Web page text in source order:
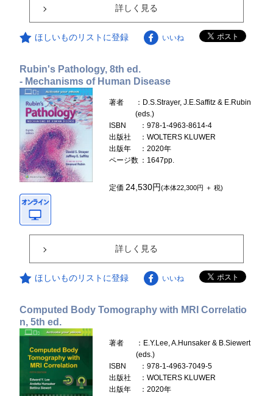
詳しく見る
ほしいものリストに登録 いいね
Rubin's Pathology, 8th ed.
- Mechanisms of Human Disease
著者
：D.S.Strayer, J.E.Saffitz & E.Rubin
(eds.)
ISBN
：978-1-4963-8614-4
出版社
：WOLTERS KLUWER
出版年
：2020年
ページ数 ：1647pp.
定価24,530円(本体22,300円 ＋ 税)
詳しく見る
ほしいものリストに登録 いいね
Computed Body Tomography with MRI Correlatio
n, 5th ed.
著者
：E.Y.Lee, A.Hunsaker & B.Siewert
(eds.)
ISBN
：978-1-4963-7049-5
出版社
：WOLTERS KLUWER
出版年
：2020年